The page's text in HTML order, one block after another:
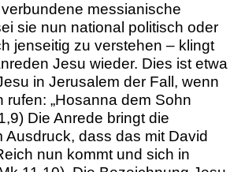
messianische
sie nun national politisch oder
jenseitig zu verstehen – klingt
Jesu wieder. Dies ist etwa
in Jerusalem der Fall, wenn
rufen: „Hosanna dem Sohn
Die Anrede bringt die
Ausdruck, dass das mit David
nun kommt und sich in